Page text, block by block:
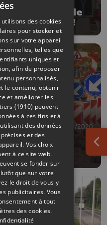
boulevard de
supprimée !
07/10/2020
chantier
des cookies
pour stocker et
sur votre appareil
telles que
uniques et
afin de proposer
personnalisés,
le contenu, obtenir
et améliorer les
(1910) peuvent
à ces fins et à
des données
et des
Vos choix
à ce site web.
se fonder sur
que sur votre
le droit de vous y
publicitaires. Vous
à tout
des cookies.